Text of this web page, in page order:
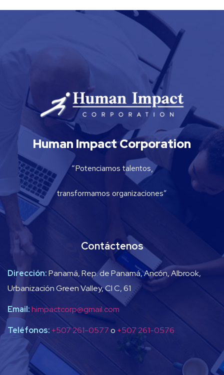
Human Impact Corporation
“Potenciamos talentos,
transformamos organizaciones”
Contáctenos
Dirección:Panamá, Rep. de Panamá, Ancón, Albrook,
Urbanización Green Valley, Cl C, 61
Email:himpactcorp@gmail.com
Teléfonos: +507 261-0577o +507 261-0576